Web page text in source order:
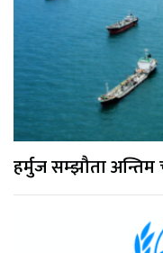
हर्मुज सम्झौता